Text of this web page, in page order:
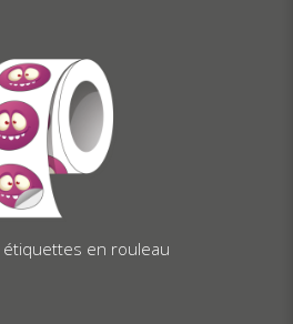
étiquettes en rouleau